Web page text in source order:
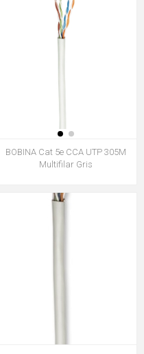
BOBINA Cat 5e CCA UTP 305M
Multifilar Gris